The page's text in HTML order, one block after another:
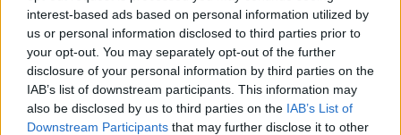
interest-based ads based on personal information utilized by
us or personal information disclosed to third parties prior to
your opt-out. You may separately opt-out of the further
disclosure of your personal information by third parties on the
IAB’s list of downstream participants. This information may
also be disclosed by us to third parties on the IAB’s List of
Downstream Participants that may further disclose it to other
papoušků působící v několika
krajích a zajistili asi stovku
ptáků. S odchytem a
zajištěním zvířat celníkům pomohly zoo v Praze, Zlíně a Ostravě. V
ostravské zahradě také papoušci nalezli dočasné útočiště. V
tiskové zprávě nawebucelníků to oznámila mluvčí Celní správy ČR
Martina Kaňková. Případem se zabývá policie.